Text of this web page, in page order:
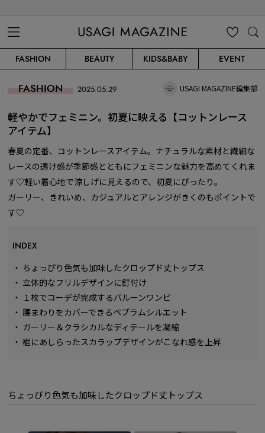
CLIP
FASHION BEAUTY KIDS&BABY EVENT
FASHION 2025.05.29 USAGI MAGAZINE編集部
軽やかでフェミニン。初夏に映える【コットンレース
アイテム】
春夏の定番、コットンレースアイテム。ナチュラルな素材と繊細な
レースの透け感が季節感とともにフェミニンな魅力を高めてくれま
す♡軽い着心地で涼しげに見えるので、初夏にぴったり。
ガーリー、きれいめ、カジュアルとアレンジがきくのもポイントで
す♡
INDEX
・ ちょっぴり色気も加味したクロップド丈トップス
・ 立体的なフリルデザインに釘付け
・ １枚でコーデが完成するバルーンワンピ
・ 腰まわりをカバーできるペプラムシルエット
・ ガーリー＆クラシカルなディテールを凝縮
・ 裾にあしらったスカラップデザインがこなれ感を上昇
ちょっぴり色気も加味したクロップド丈トップス